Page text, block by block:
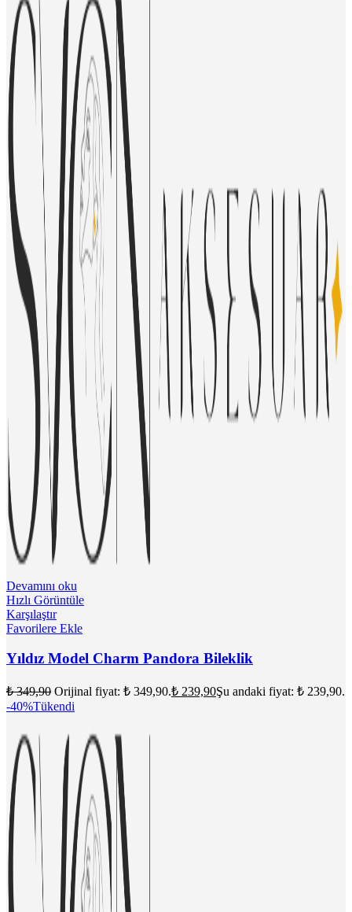
Devamını oku
Hızlı Görüntüle
Karşılaştır
Favorilere Ekle
Yıldız Model Charm Pandora Bileklik
₺349,90 Orijinal fiyat: ₺ 349,90.₺ 239,90Şu andaki fiyat: ₺ 239,90.
-40%Tükendi